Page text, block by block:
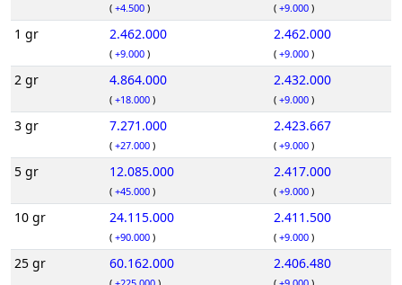
( +4.500 ) ( +9.000 )
1 gr 2.462.000
( +9.000 )
2.462.000
( +9.000 )
2 gr 4.864.000
( +18.000 )
2.432.000
( +9.000 )
3 gr 7.271.000
( +27.000 )
2.423.667
( +9.000 )
5 gr 12.085.000
( +45.000 )
2.417.000
( +9.000 )
10 gr 24.115.000
( +90.000 )
2.411.500
( +9.000 )
25 gr 60.162.000 2.406.480